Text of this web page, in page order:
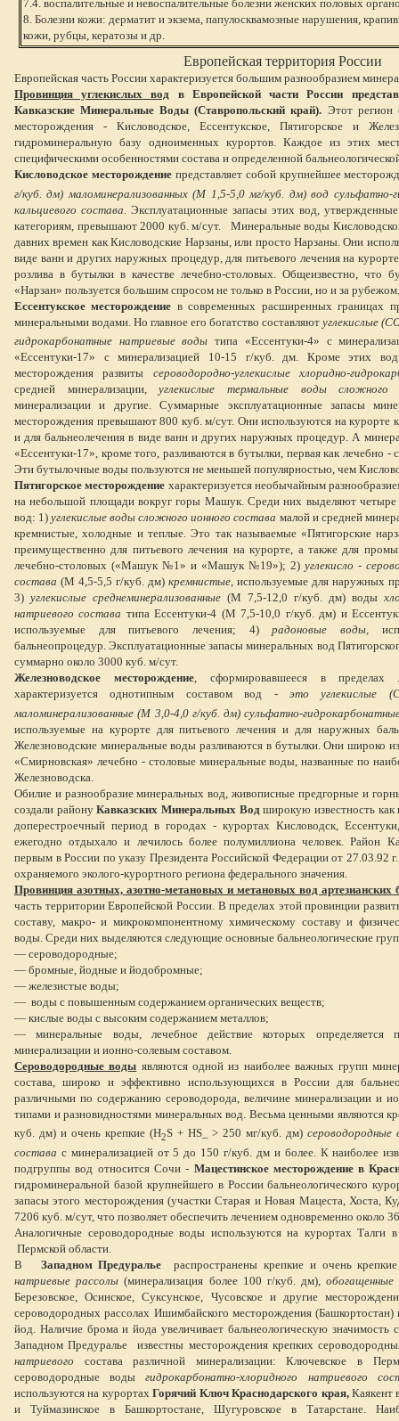
7.4. воспалительные и невоспалительные болезни женских половых
8. Болезни кожи: дерматит и экзема, папулосквамозные нарушения,
кожи, рубцы, кератозы и др.
Европейская территория России
Европейская часть России характеризуется большим разнообразием
Провинция углекислых вод в Европейской части России
Кавказские Минеральные Воды (Ставропольский край). Этот регион
месторождения - Кисловодское, Ессентукское, Пятигорское и
гидроминеральную базу одноименных курортов. Каждое из этих
специфическими особенностями состава и определенной
Кисловодское месторождениепредставляет собой крупнейшее
г/куб. дм) маломинерализованных (М 1,5-5,0 мг/куб. дм) вод сульфатно-
кальциевого состава. Эксплуатационные запасы этих вод,
категориям, превышают 2000 куб. м/сут. Минеральные воды
давних времен как Кисловодские Нарзаны, или просто Нарзаны. Они
виде ванн и других наружных процедур, для питьевого лечения на
розлива в бутылки в качестве лечебно-столовых. Общеизвестно, что
«Нарзан» пользуется большим спросом не только в России, но и за рубежом.
Ессентукское месторождение в современных расширенных границах
минеральными водами. Но главное его богатство составляют углекислые
гидрокарбонатные натриевые водытипа «Ессентуки-4» с
«Ессентуки-17» с минерализацией 10-15 г/куб. дм. Кроме этих вод
месторождения развиты сероводородно-углекислые хлоридно-
средней минерализации,углекислые термальные воды
минерализации и другие. Суммарные эксплуатационные запасы
месторождения превышают 800 куб. м/сут. Они используются на курорте
и для бальнеолечения в виде ванн и других наружных процедур. А
«Ессентуки-17», кроме того, разливаются в бутылки, первая как лечебно -
Эти бутылочные воды пользуются не меньшей популярностью, чем
Пятигорское месторождение характеризуется необычайным
на небольшой площади вокруг горы Машук. Среди них выделяют
вод: 1)углекислые воды сложного ионного состава малой и средней
кремнистые, холодные и теплые. Это так называемые «Пятигорские
преимущественно для питьевого лечения на курорте, а также для
лечебно-столовых («Машук №1» и «Машук №19»); 2) углекисло -
состава (М 4,5-5,5 г/куб. дм) кремнистые, используемые для наружных
3) углекислые среднеминерализованные (М 7,5-12,0 г/куб. дм) воды
натриевого состава типа Ессентуки-4 (М 7,5-10,0 г/куб. дм) и
используемые для питьевого лечения; 4)радоновые воды,
бальнеопроцедур. Эксплуатационные запасы минеральных вод
суммарно около 3000 куб. м/сут.
Железноводское месторождение, сформировавшееся в пределах
характеризуется однотипным составом вод -это углекислые
маломинерализованные (М 3,0-4,0 г/куб. дм) сульфатно-
используемые на курорте для питьевого лечения и для наружных
Железноводские минеральные воды разливаются в бутылки. Они широко
«Смирновская» лечебно - столовые минеральные воды, названные по
Железноводска.
Обилие и разнообразие минеральных вод, живописные предгорные и
создали районуКавказских Минеральных Вод широкую известность
доперестроечный период в городах - курортах Кисловодск,
ежегодно отдыхало и лечилось более полумиллиона человек. Район
первым в России по указу Президента Российской Федерации от 27.03.92
охраняемого эколого-курортного региона федерального значения.
Провинция азотных, азотно-метановых и метановых вод артезианских
часть территории Европейской России. В пределах этой провинции
составу, макро- и микрокомпонентному химическому составу и
воды. Среди них выделяются следующие основные бальнеологические
— сероводородные;
— бромные, йодные и йодобромные;
— железистые воды;
— воды с повышенным содержанием органических веществ;
— кислые воды с высоким содержанием металлов;
— минеральные воды, лечебное действие которых определяется
минерализации и ионно-солевым составом.
Сероводородные воды являются одной из наиболее важных групп
состава, широко и эффективно использующихся в России для
различными по содержанию сероводорода, величине минерализации и
типами и разновидностями минеральных вод. Весьма ценными являются
куб. дм) и очень крепкие (H2S + HS_ > 250 мг/куб. дм)сероводородные
состава с минерализацией от 5 до 150 г/куб. дм и более. К наиболее
подгруппы вод относится Сочи - Мацестинское месторождение в
гидроминеральной базой крупнейшего в России бальнеологического
запасы этого месторождения (участки Старая и Новая Мацеста, Хоста,
7206 куб. м/сут, что позволяет обеспечить лечением одновременно около
Аналогичные сероводородные воды используются на курортах
Пермской области.
В
Западном Предуралье распространены крепкие и очень
натриевые рассолы(минерализация более 100 г/куб. дм),
Березовское, Осинское, Суксунское, Чусовское и другие
сероводородных рассолах Ишимбайского месторождения
йод. Наличие брома и йода увеличивает бальнеологическую
Западном Предуралье известны месторождения крепких
натриевого состава различной минерализации: Ключевское в
сероводородные воды гидрокарбонатно-хлоридного натриевого
используются на курортахГорячий Ключ Краснодарского края,Каякент
и Туймазинское в Башкортостане, Шугуровское в Татарстане.